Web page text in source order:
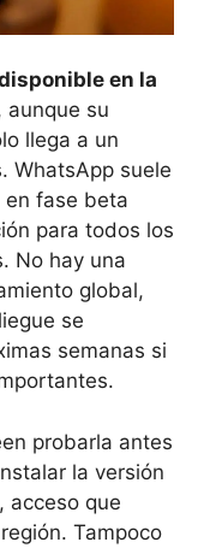
en la
aunque su
llega a un
WhatsApp suele
en fase beta
para todos los
No hay una
global,
se
semanas si
probarla antes
la versión
acceso que
Tampoco